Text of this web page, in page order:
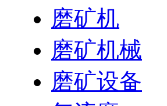
磨矿机
磨矿机械
磨矿设备